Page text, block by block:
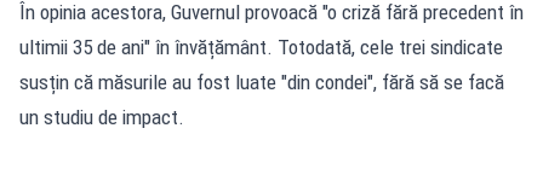
În opinia acestora, Guvernul provoacă "o criză fără precedent în
ultimii 35 de ani" în învățământ. Totodată, cele trei sindicate
susțin că măsurile au fost luate "din condei", fără să se facă
un studiu de impact.